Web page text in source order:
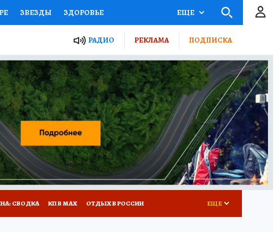
ЗВЕЗДЫ ЗДОРОВЬЕ
ПРОЕКТЫ РОССИИ
ЖЕНСКИЕ СЕКРЕТЫ ПУТЕВОДИТЕЛЬ
ДЕФИЦИТ ЖЕЛЕЗА ТУРИЗМ
У НАС ГИД ПОТРЕБИТЕЛЯ ВСЕ О КП
ЕЩЕ
РАДИО РЕКЛАМА ПОДПИСКА
СВОДКА КП В МАХ ОТДЫХ В РОССИИ ЕЩЕ